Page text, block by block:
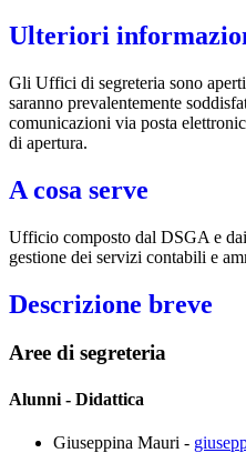
Ulteriori
Gli Uffici di segreteria sono
saranno prevalentemente
comunicazioni via posta
di apertura.
A cosa serve
Ufficio composto dal DSGA e
gestione dei servizi contabili e
Descrizione breve
Aree di segreteria
Alunni - Didattica
Giuseppina Mauri -